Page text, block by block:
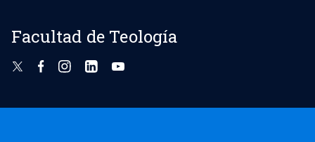
Facultad de Teología